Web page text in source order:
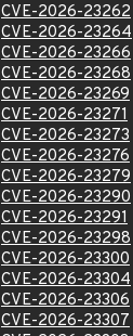
CVE-2026-23262
CVE-2026-23264
CVE-2026-23266
CVE-2026-23268
CVE-2026-23269
CVE-2026-23271
CVE-2026-23273
CVE-2026-23276
CVE-2026-23279
CVE-2026-23290
CVE-2026-23291
CVE-2026-23298
CVE-2026-23300
CVE-2026-23304
CVE-2026-23306
CVE-2026-23307